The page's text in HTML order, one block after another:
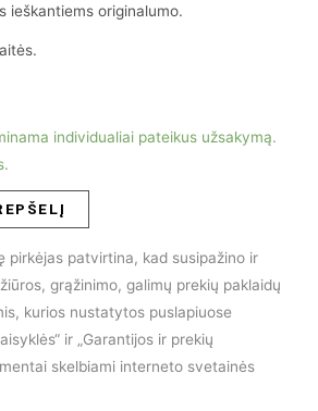
ieškantiems originalumo.
individualiai pateikus užsakymą.
pirkėjas patvirtina, kad susipažino ir
grąžinimo, galimų prekių paklaidų
kurios nustatytos puslapiuose
ir „Garantijos ir prekių
skelbiami interneto svetainės